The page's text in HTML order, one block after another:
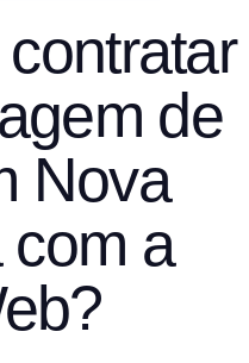
de
Nova
com a